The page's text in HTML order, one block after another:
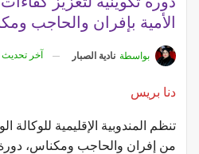
الأمية بإفران والحاجب
بواسطة نادية الصبار آخر تحديث
دنا بريس
تنظم المندوبية الإقليمية للوكالة
من إفران والحاجب ومكناس، دورة